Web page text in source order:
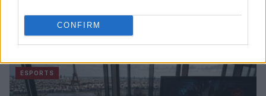
CONFIRM
Esports Nations Cup 2026: la Francia presenta la
divisa ufficiale con Adidas
Ilaria Mauri · 4 Ago 2026
ESPORTS